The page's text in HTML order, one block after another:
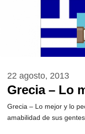
Grecia – Lo
22 agosto, 2013
Grecia – Lo mejor y lo
amabilidad de sus